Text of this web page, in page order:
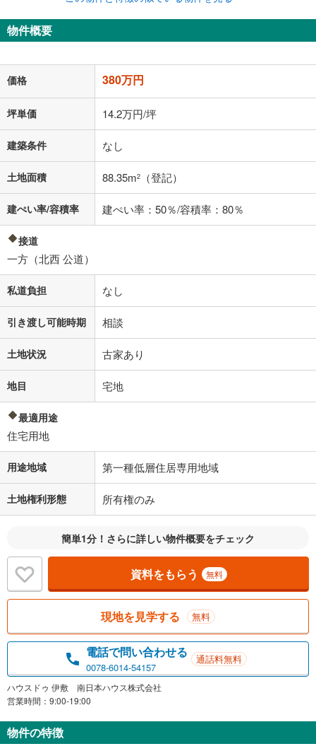
物件概要
価格 380万円
坪単価 14.2万円/坪
建築条件 なし
土地面積 88.35m2 （登記）
建ぺい率/容積率 建ぺい率：50％/容積率：80％
接道
一方（北西 公道）
私道負担 なし
引き渡し可能時期 相談
土地状況 古家あり
地目 宅地
最適用途
住宅用地
用途地域 第一種低層住居専用地域
土地権利形態 所有権のみ
簡単1分！さらに詳しい物件概要をチェック
資料をもらう 無料
現地を見学する 無料
電話で問い合わせる
0078-6014-54157
通話料無料
ハウスドゥ 伊敷 南日本ハウス株式会社
営業時間：9:00-19:00
物件の特徴